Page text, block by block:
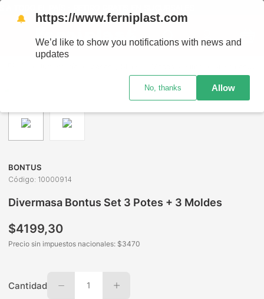
BONTUS
Código: 10000914
Divermasa Bontus Set 3 Potes + 3 Moldes
$4199,30
Precio sin impuestos nacionales: $3470
Cantidad 1
🔔 https://www.ferniplast.com
We’d like to show you notifications with news and
updates
No, thanks Allow